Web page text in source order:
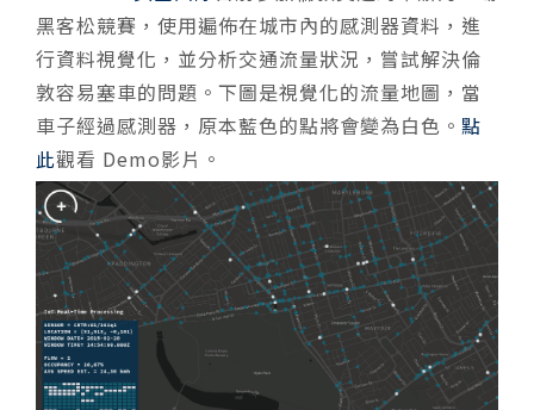
黑客松競賽，使用遍佈在城市內的感測器資料，進
行資料視覺化，並分析交通流量狀況，嘗試解決倫
敦容易塞車的問題。下圖是視覺化的流量地圖，當
車子經過感測器，原本藍色的點將會變為白色。 點
此觀看 Demo影片。